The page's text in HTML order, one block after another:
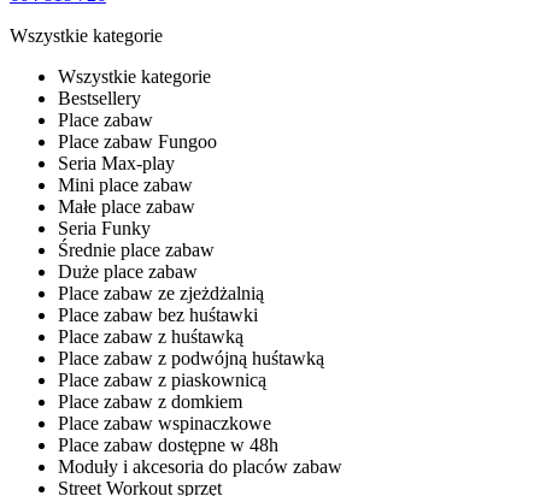
Wszystkie kategorie
Wszystkie kategorie
Bestsellery
Place zabaw
Place zabaw Fungoo
Seria Max-play
Mini place zabaw
Małe place zabaw
Seria Funky
Średnie place zabaw
Duże place zabaw
Place zabaw ze zjeżdżalnią
Place zabaw bez huśtawki
Place zabaw z huśtawką
Place zabaw z podwójną huśtawką
Place zabaw z piaskownicą
Place zabaw z domkiem
Place zabaw wspinaczkowe
Place zabaw dostępne w 48h
Moduły i akcesoria do placów zabaw
Street Workout sprzęt